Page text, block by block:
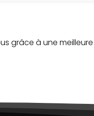
grâce à une